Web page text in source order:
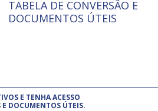
ISO 9001: 2015
A International Organization for
Standardization é um conjunto de
TABELA DE CONVERSÃO E
DOCUMENTOS ÚTEIS
E TENHA ACESSO
DOCUMENTOS ÚTEIS.